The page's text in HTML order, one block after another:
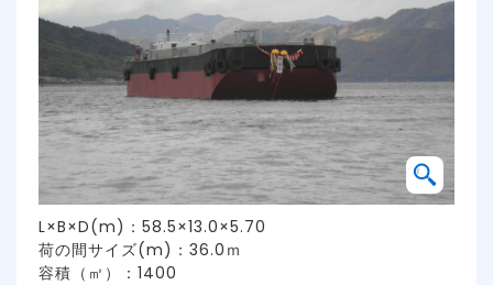
L×B×D(m)：58.5×13.0×5.70
荷の間サイズ(m)：36.0ｍ
容積（㎥）：1400